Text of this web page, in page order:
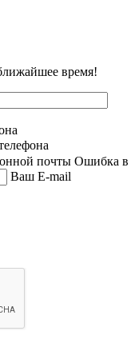
время!
почты Ошибка в
Ваш E-mail